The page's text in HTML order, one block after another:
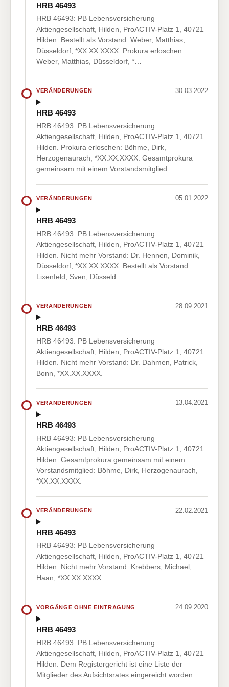
HRB 46493
HRB 46493: PB Lebensversicherung
Aktiengesellschaft, Hilden, ProACTIV-Platz 1, 40721
Hilden. Bestellt als Vorstand: Weber, Matthias,
Düsseldorf, *XX.XX.XXXX. Prokura erloschen:
Weber, Matthias, Düsseldorf, *…
VERÄNDERUNGEN 30.03.2022
HRB 46493
HRB 46493: PB Lebensversicherung
Aktiengesellschaft, Hilden, ProACTIV-Platz 1, 40721
Hilden. Prokura erloschen: Böhme, Dirk,
Herzogenaurach, *XX.XX.XXXX. Gesamtprokura
gemeinsam mit einem Vorstandsmitglied: …
VERÄNDERUNGEN 05.01.2022
HRB 46493
HRB 46493: PB Lebensversicherung
Aktiengesellschaft, Hilden, ProACTIV-Platz 1, 40721
Hilden. Nicht mehr Vorstand: Dr. Hennen, Dominik,
Düsseldorf, *XX.XX.XXXX. Bestellt als Vorstand:
Lixenfeld, Sven, Düsseld…
VERÄNDERUNGEN 28.09.2021
HRB 46493
HRB 46493: PB Lebensversicherung
Aktiengesellschaft, Hilden, ProACTIV-Platz 1, 40721
Hilden. Nicht mehr Vorstand: Dr. Dahmen, Patrick,
Bonn, *XX.XX.XXXX.
VERÄNDERUNGEN 13.04.2021
HRB 46493
HRB 46493: PB Lebensversicherung
Aktiengesellschaft, Hilden, ProACTIV-Platz 1, 40721
Hilden. Gesamtprokura gemeinsam mit einem
Vorstandsmitglied: Böhme, Dirk, Herzogenaurach,
*XX.XX.XXXX.
VERÄNDERUNGEN 22.02.2021
HRB 46493
HRB 46493: PB Lebensversicherung
Aktiengesellschaft, Hilden, ProACTIV-Platz 1, 40721
Hilden. Nicht mehr Vorstand: Krebbers, Michael,
Haan, *XX.XX.XXXX.
VORGÄNGE OHNE EINTRAGUNG 24.09.2020
HRB 46493
HRB 46493: PB Lebensversicherung
Aktiengesellschaft, Hilden, ProACTIV-Platz 1, 40721
Hilden. Dem Registergericht ist eine Liste der
Mitglieder des Aufsichtsrates eingereicht worden.